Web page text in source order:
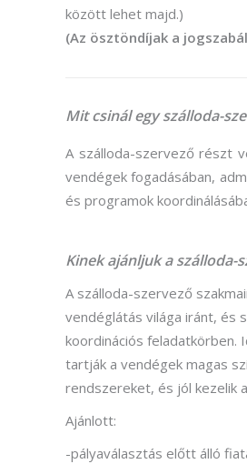
között lehet majd.)
(Az ösztöndíjak a
Mit csinál egy szálloda-
A szálloda-szervező részt
vendégek fogadásában,
és programok
Kinek ajánljuk a szálloda-
A szálloda-szervező
vendéglátás világa iránt, és
koordinációs feladatkörben.
tartják a vendégek magas
rendszereket, és jól kezelik
Ajánlott:
-pályaválasztás előtt álló